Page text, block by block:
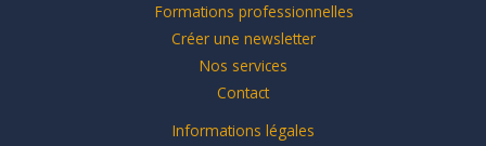
Formations professionnelles
Créer une newsletter
Nos services
Contact
Informations légales